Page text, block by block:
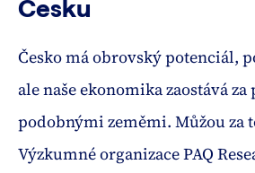
Česku
Česko má obrovský potenciál,
ale naše ekonomika zaostává
podobnými zeměmi. Můžou za
Výzkumné organizace PAQ